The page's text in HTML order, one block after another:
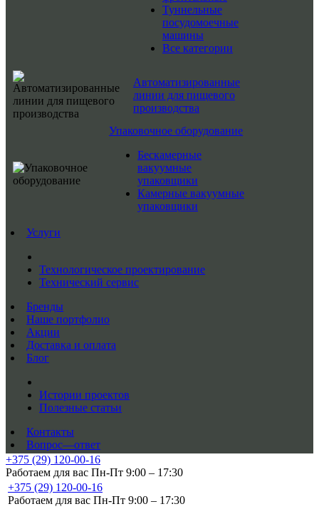
Туннельные
посудомоечные
машины
Все категории
Автоматизированные
линии для пищевого
производства
Упаковочное оборудование
Бескамерные
вакуумные
упаковщики
Камерные вакуумные
упаковщики
Услуги
Технологическое проектирование
Технический сервис
Бренды
Наше портфолио
Акции
Доставка и оплата
Блог
Истории проектов
Полезные статьи
Контакты
Вопрос—ответ
+375 (29) 120-00-16
Работаем для вас Пн-Пт 9:00 – 17:30
+375 (29) 120-00-16
Работаем для вас Пн-Пт 9:00 – 17:30